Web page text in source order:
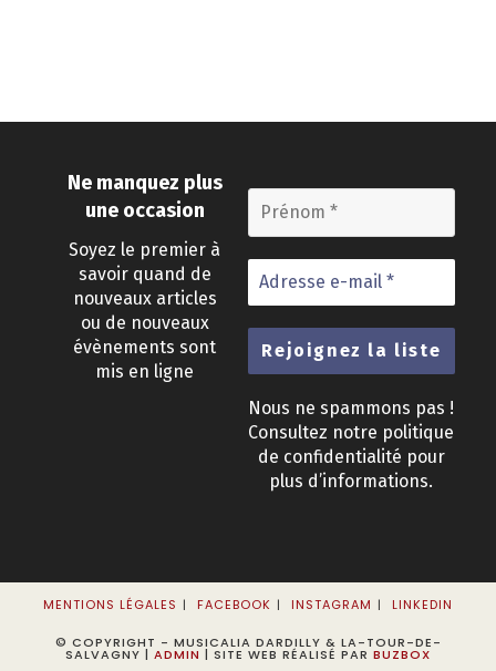
Ne manquez plus
une occasion
Soyez le premier à
savoir quand de
nouveaux articles
ou de nouveaux
évènements sont
mis en ligne
Nous ne spammons pas !
Consultez notre politique
de confidentialité pour
plus d’informations.
MENTIONS LÉGALES FACEBOOK INSTAGRAM LINKEDIN
© COPYRIGHT - MUSICALIA DARDILLY & LA-TOUR-DE-
SALVAGNY | ADMIN | SITE WEB RÉALISÉ PAR BUZBOX